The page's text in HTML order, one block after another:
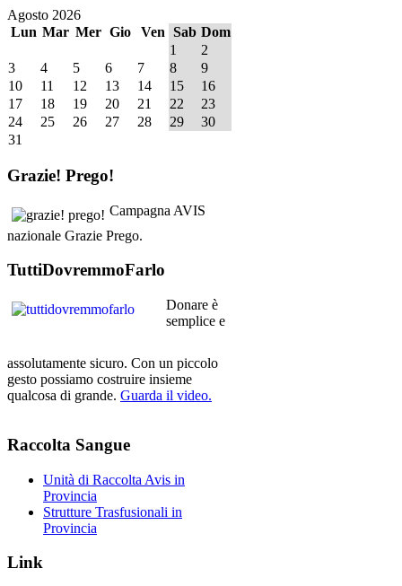
Agosto 2026
Lun Mar Mer Gio Ven Sab Dom
1
2
3
4 5 6 7 8
9
10
11 12 13 14 15
16
17
18 19 20 21 22
23
24
25 26 27 28 29
30
31
Grazie! Prego!
Campagna AVIS
nazionale Grazie Prego.
TuttiDovremmoFarlo
Donare è
semplice e
assolutamente sicuro. Con un piccolo
gesto possiamo costruire insieme
qualcosa di grande. Guarda il video.
Raccolta Sangue
Unità di Raccolta Avis in
Provincia
Strutture Trasfusionali in
Provincia
Link